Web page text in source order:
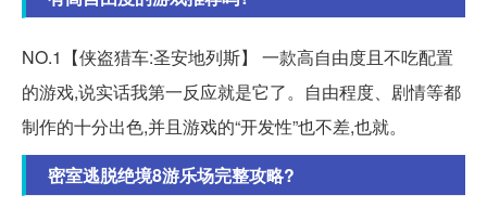
NO.1【侠盗猎车:圣安地列斯】 一款高自由度且不吃配置
的游戏,说实话我第一反应就是它了。自由程度、剧情等都
制作的十分出色,并且游戏的“开发性”也不差,也就。
密室逃脱绝境8游乐场完整攻略?